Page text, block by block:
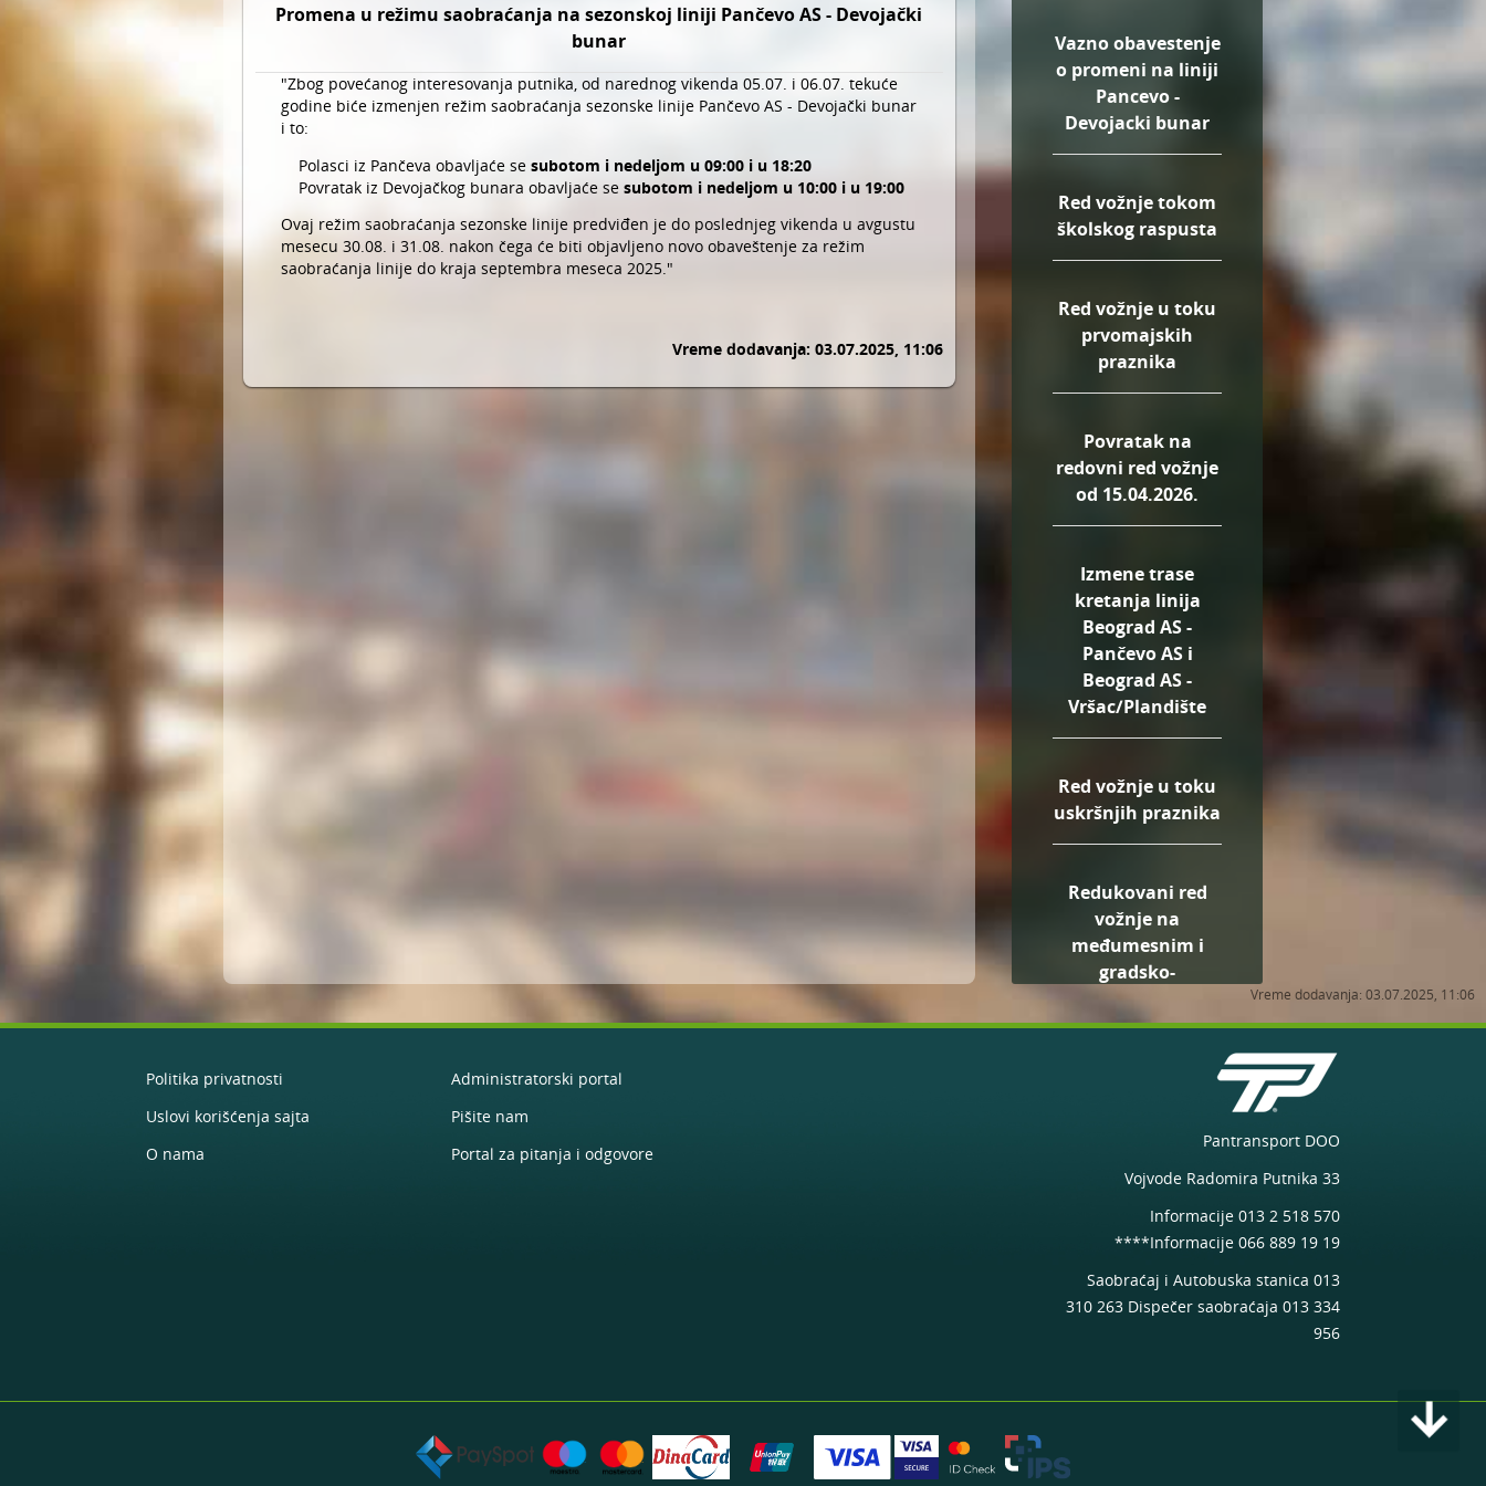
Promena u režimu saobraćanja na sezonskoj liniji Pančevo AS - Devojački
bunar
"Zbog povećanog interesovanja putnika, od narednog vikenda 05.07. i 06.07. tekuće
godine biće izmenjen režim saobraćanja sezonske linije Pančevo AS - Devojački bunar
i to:
Polasci iz Pančeva obavljaće sesubotom i nedeljom u 09:00 i u 18:20
Povratak iz Devojačkog bunara obavljaće se subotom i nedeljom u 10:00 i u 19:00
Ovaj režim saobraćanja sezonske linije predviđen je do poslednjeg vikenda u avgustu
mesecu 30.08. i 31.08. nakon čega će biti objavljeno novo obaveštenje za režim
saobraćanja linije do kraja septembra meseca 2025."
Vreme dodavanja: 03.07.2025, 11:06
Vreme dodavanja: 03.07.2025, 11:06
Vazno obavestenje
o promeni na liniji
Pancevo -
Devojacki bunar
Red vožnje tokom
školskog raspusta
Red vožnje u toku
prvomajskih
praznika
Povratak na
redovni red vožnje
od 15.04.2026.
Izmene trase
kretanja linija
Beograd AS -
Pančevo AS i
Beograd AS -
Vršac/Plandište
Red vožnje u toku
uskršnjih praznika
Redukovani red
vožnje na
međumesnim i
gradsko-
prigradskim
linijama u toku
linije 24 Pančevo
AS - Kačarevo od
25.03.2026. godine
Obaveštenje o
tokom trajanja
arrow_downward
Politika privatnosti
Uslovi korišćenja sajta
O nama
Administratorski portal
Pišite nam
Portal za pitanja i odgovore
Pantransport DOO
Vojvode Radomira Putnika 33
Informacije 013 2 518 570
****Informacije 066 889 19 19
Saobraćaj i Autobuska stanica 013
310 263 Dispečer saobraćaja 013 334
956